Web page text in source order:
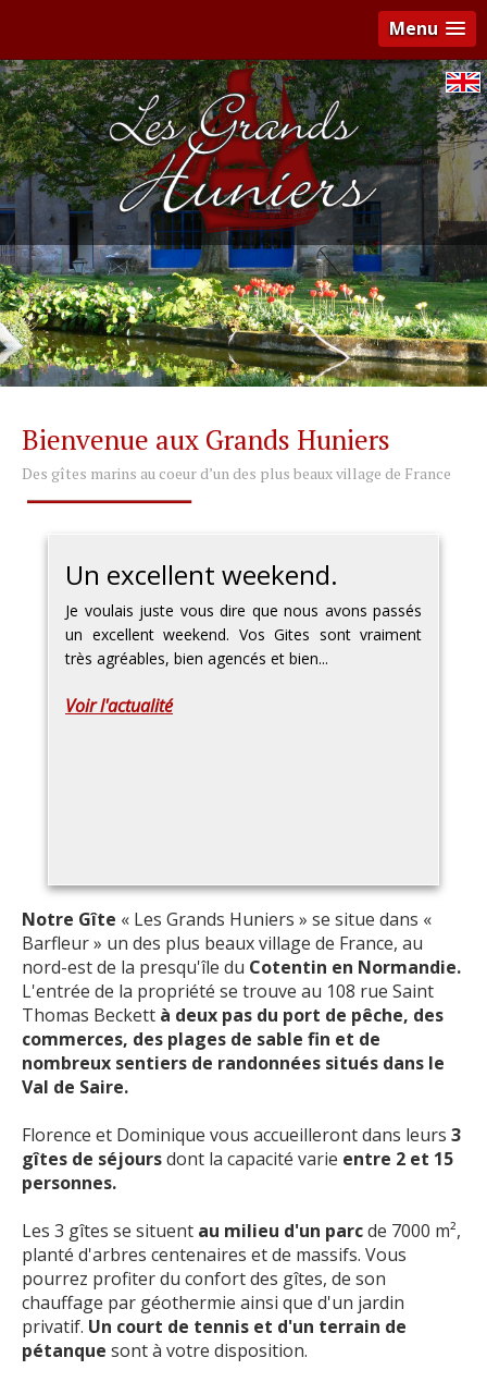
Menu
Bienvenue aux Grands Huniers
Des gîtes marins au coeur d’un des plus beaux village de France
Un excellent weekend.
Je voulais juste vous dire que nous avons passés
un excellent weekend. Vos Gites sont vraiment
très agréables, bien agencés et bien...
Voir l'actualité
NOS 3 GITES AU CENTRE DE
BARFLEUR
Voir l'actualité
Notre Gîte « Les Grands Huniers » se situe dans «
Barfleur » un des plus beaux village de France, au
nord-est de la presqu'île du Cotentin en Normandie.
L'entrée de la propriété se trouve au 108 rue Saint
Thomas Beckett à deux pas du port de pêche, des
commerces, des plages de sable fin et de
nombreux sentiers de randonnées situés dans le
Val de Saire.
Florence et Dominique vous accueilleront dans leurs 3
gîtes de séjoursdont la capacité varie entre 2 et 15
personnes.
Les 3 gîtes se situent au milieu d'un parcde 7000 m²,
planté d'arbres centenaires et de massifs. Vous
pourrez profiter du confort des gîtes, de son
chauffage par géothermie ainsi que d'un jardin
privatif. Un court de tennis et d'un terrain de
pétanque sont à votre disposition.